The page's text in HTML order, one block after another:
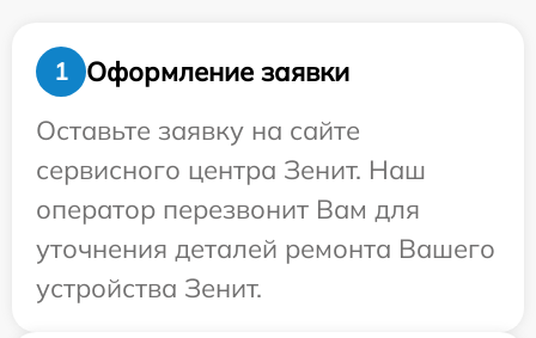
1
Оформление заявки
Оставьте заявку на сайте
сервисного центра Зенит. Наш
оператор перезвонит Вам для
уточнения деталей ремонта Вашего
устройства Зенит.